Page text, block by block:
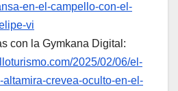
en-el-campello-con-el-
vi
con la Gymkana Digital:
2025/02/06/el-
crevea-oculto-en-el-